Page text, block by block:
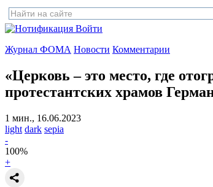
Войти
Журнал ФОМА Новости Комментарии
«Церковь – это место, где
протестантских храмов
1 мин., 16.06.2023
light dark sepia
-
100%
+